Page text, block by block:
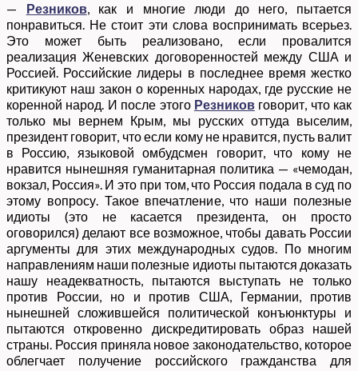
— Резников, как и многие люди до него, пытается
понравиться. Не стоит эти слова воспринимать всерьез.
Это может быть реализовано, если провалится
реализация Женевских договоренностей между США и
Россией. Российские лидеры в последнее время жестко
критикуют наш закон о коренных народах, где русские не
коренной народ. И после этого Резниковговорит, что как
только мы вернем Крым, мы русских оттуда выселим,
президент говорит, что если кому не нравится, пусть валит
в Россию, языковой омбудсмен говорит, что кому не
нравится нынешняя гуманитарная политика — «чемодан,
вокзал, Россия». И это при том, что Россия подала в суд по
этому вопросу. Такое впечатление, что наши полезные
идиоты (это не касается президента, он просто
оговорился) делают все возможное, чтобы давать России
аргументы для этих международных судов. По многим
направлениям наши полезные идиоты пытаются доказать
нашу неадекватность, пытаются выступать не только
против России, но и против США, Германии, против
нынешней сложившейся политической конъюнктуры и
пытаются откровенно дискредитировать образ нашей
страны. Россия приняла новое законодательство, которое
облегчает получение российского гражданства для